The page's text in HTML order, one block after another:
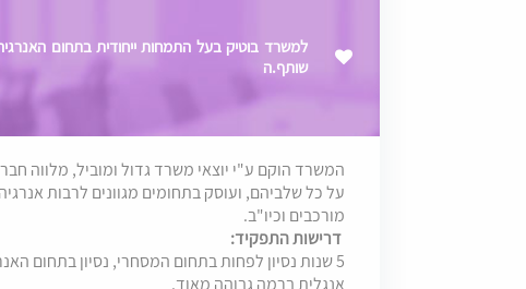
למשרד בוטיק בעל התמחות ייחודית בתחום
שותף.ה
המשרד הוקם ע"י יוצאי משרד גדול ומוביל, מלווה
על כל שלביהם, ועוסק בתחומים מגוונים לרבות
מורכבים וכיו"ב.
דרישות התפקיד:
5 שנות נסיון לפחות בתחום המסחרי, נסיון בתחום האנרגיה – יתרון.
אנגלית ברמה גבוהה מאוד.